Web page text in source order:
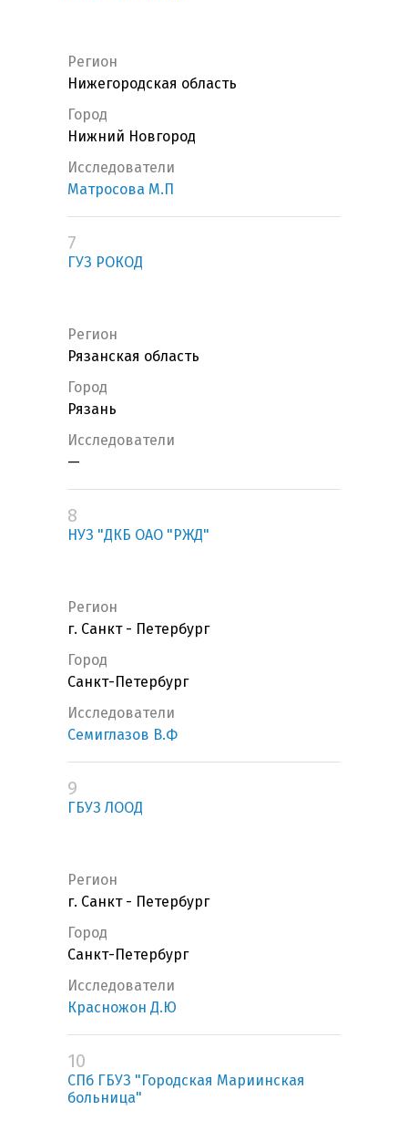
Регион
Нижегородская область
Город
Нижний Новгород
Исследователи
Матросова М.П
7
ГУЗ РОКОД
Регион
Рязанская область
Город
Рязань
Исследователи
—
8
НУЗ "ДКБ ОАО "РЖД"
Регион
г. Санкт - Петербург
Город
Санкт-Петербург
Исследователи
Семиглазов В.Ф
9
ГБУЗ ЛООД
Регион
г. Санкт - Петербург
Город
Санкт-Петербург
Исследователи
Красножон Д.Ю
10
СПб ГБУЗ "Городская Мариинская
больница"